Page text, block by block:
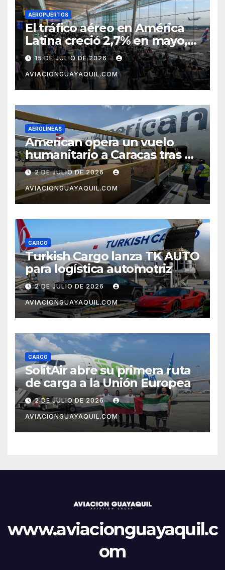
AEROPUERTOS
El tráfico aéreo en América
Latina creció 2,7% en mayo,
pero el mercado con EE.UU.
completa tres meses en
caída
15 DE JULIO DE 2026
AVIACIONGUAYAQUIL.COM
AEROLÍNEAS
American opera un vuelo
humanitario a Caracas tras el
terremoto en Venezuela
2 DE JULIO DE 2026
AVIACIONGUAYAQUIL.COM
CARGO
Turkish Cargo lanza TK AUTO
para logística automotriz
2 DE JULIO DE 2026
AVIACIONGUAYAQUIL.COM
CARGO
SolitAir abre su primera ruta
de carga a la Unión Europea
2 DE JULIO DE 2026
AVIACIONGUAYAQUIL.COM
www.aviacionguayaquil.c
om